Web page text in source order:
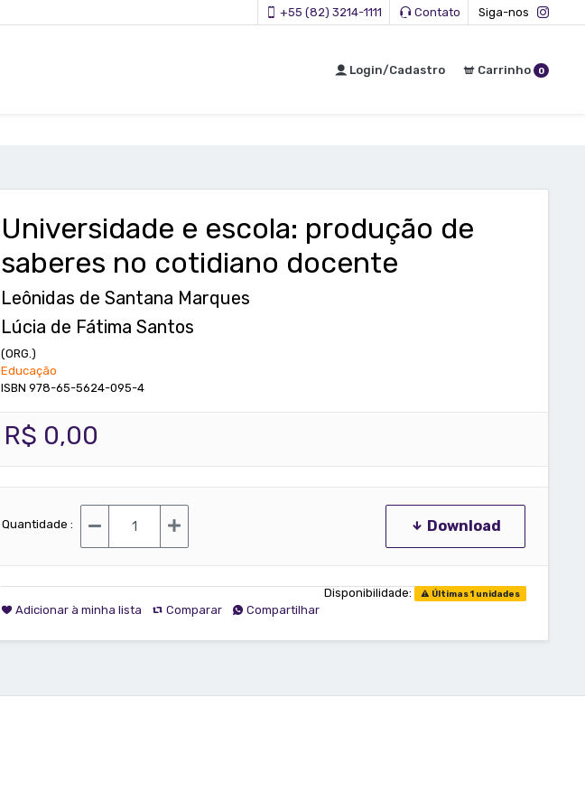
+55 (82) 3214-1111 Contato Siga-nos
Login/Cadastro Carrinho 0
Universidade e escola: produção de
saberes no cotidiano docente
Leônidas de Santana Marques
Lúcia de Fátima Santos
(ORG.)
Educação
ISBN 978-65-5624-095-4
R$ 0,00
Quantidade : Download
Disponibilidade: Últimas 1 unidades
Adicionar à minha lista Comparar Compartilhar